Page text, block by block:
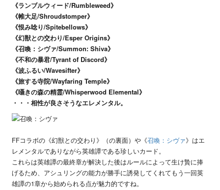
《ランブルウィード/Rumbleweed》
《帷大足/Shroudstomper》
《恨み唸り/Spitebellows》
《幻獣との交わり/Esper Origins》
《召喚：シヴァ/Summon: Shiva》
《不和の暴君/Tyrant of Discord》
《波ふるい/Wavesifter》
《旅する寺院/Wayfaring Temple》
《囁きの森の精霊/Whisperwood Elemental》
・・・相性が良さそうなエレメンタル。
FFコラボの《幻獣との交わり》（の裏面）や《召喚：シヴァ》はエ
レメンタルでありながら英雄譚である珍しいカード。
これらは英雄譚の最終章が解決した後はルールによって生け贄に捧
げるため、アシュリングの能力が勝手に誘発してくれてもう一回英
雄譚の1章から始められる点が魅力的ですね。